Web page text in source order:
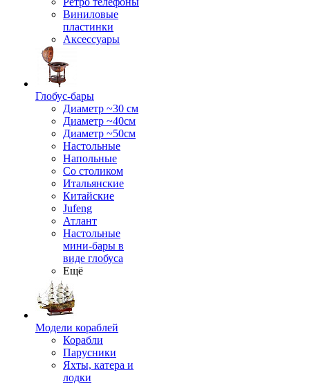
Виниловые
пластинки
Аксессуары
Глобус-бары
Диаметр ~30 см
Диаметр ~40см
Диаметр ~50см
Настольные
Напольные
Со столиком
Итальянские
Китайские
Jufeng
Атлант
Настольные
мини-бары в
виде глобуса
Ещё
Модели кораблей
Корабли
Парусники
Яхты, катера и
лодки